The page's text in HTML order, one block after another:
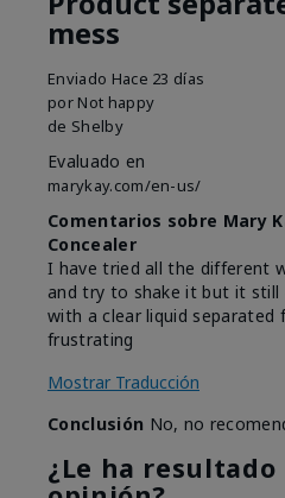
mess
Enviado Hace 23 días
por Not happy
de Shelby
Evaluado en
marykay.com/en-us/
Comentarios sobre Mary
Concealer
I have tried all the different
and try to shake it but it
with a clear liquid separated
frustrating
Mostrar Traducción
Conclusión No, no
¿Le ha